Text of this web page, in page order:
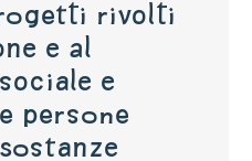
rivolti
e al
e
persone